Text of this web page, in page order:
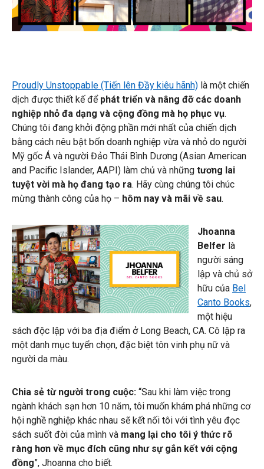
Proudly Unstoppable (Tiến lên Đầy kiêu hãnh) là một chiến
dịch được thiết kế để phát triển và nâng đỡ các doanh
nghiệp nhỏ đa dạng và cộng đồng mà họ phục vụ.
Chúng tôi đang khởi động phần mới nhất của chiến dịch
bằng cách nêu bật bốn doanh nghiệp vừa và nhỏ do người
Mỹ gốc Á và người Đảo Thái Bình Dương (Asian American
and Pacific Islander, AAPI) làm chủ và những tương lai
tuyệt vời mà họ đang tạo ra. Hãy cùng chúng tôi chúc
mừng thành công của họ – hôm nay và mãi về sau.
Jhoanna
Belfer là
người sáng
lập và chủ sở
hữu của Bel
Canto Books,
một hiệu
sách độc lập với ba địa điểm ở Long Beach, CA. Cô lập ra
một danh mục tuyển chọn, đặc biệt tôn vinh phụ nữ và
người da màu.
Chia sẻ từ người trong cuộc: “Sau khi làm việc trong
ngành khách sạn hơn 10 năm, tôi muốn khám phá những cơ
hội nghề nghiệp khác nhau sẽ kết nối tôi với tình yêu đọc
sách suốt đời của mình và mang lại cho tôi ý thức rõ
ràng hơn về mục đích cũng như sự gắn kết với cộng
đồng”, Jhoanna cho biết.